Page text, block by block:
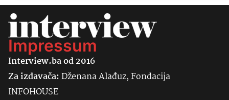
Impressum
Interview.ba od 2016
Za izdavača:Dženana Alađuz, Fondacija
INFOHOUSE